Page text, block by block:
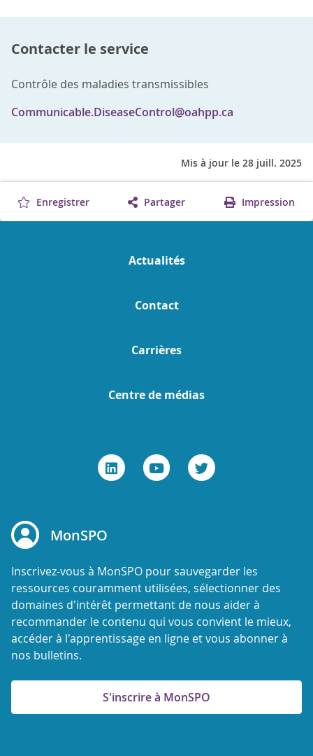
Contacter le service
Contrôle des maladies transmissibles
Communicable.DiseaseControl@oahpp.ca
Mis à jour le 28 juill. 2025
Enregistrer Partager Impression
Actualités
Contact
Carrières
Centre de médias
MonSPO
Inscrivez-vous à MonSPO pour sauvegarder les
ressources couramment utilisées, sélectionner des
domaines d'intérêt permettant de nous aider à
recommander le contenu qui vous convient le mieux,
accéder à l'apprentissage en ligne et vous abonner à
nos bulletins.
S'inscrire à MonSPO